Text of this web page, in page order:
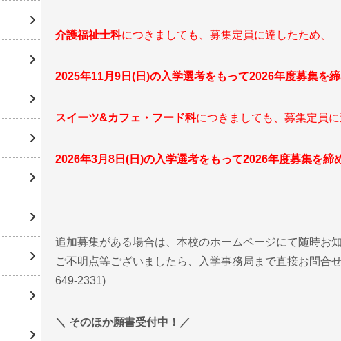
介護福祉士科につきましても、募集定員に達したため、
2025年11月9日(日)の入学選考をもって2026年度募集を締
スイーツ&カフェ・フード科につきましても、募集定員に
2026年3月8日(日)の入学選考をもって2026年度募集を締
追加募集がある場合は、本校のホームページにて随時お
ご不明点等ございましたら、入学事務局まで直接お問合
649-2331)
＼ そのほか願書受付中！／